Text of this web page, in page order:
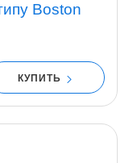
Boston
КУПИТЬ